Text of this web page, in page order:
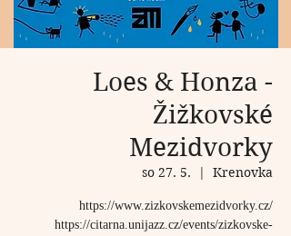
Loes & Honza -
Žižkovské
Mezidvorky
so 27. 5.
  |
Krenovka
https://www.zizkovskemezidvorky.cz/
https://citarna.unijazz.cz/events/zizkovske-